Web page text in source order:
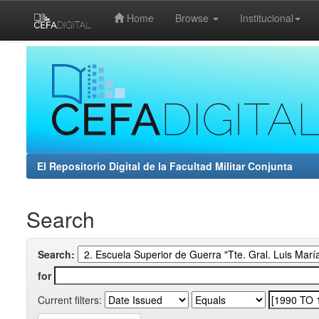
Home Browse Institucional
El Repositorio Digital de la Facultad Militar Conjunta
Search
Search:
for
Current filters: